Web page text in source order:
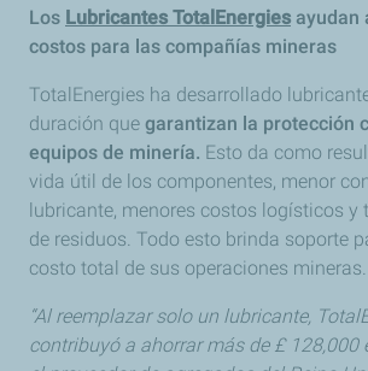
Los Lubricantes TotalEnergies ayudan
costos para las compañías mineras
TotalEnergies ha desarrollado
duración que garantizan la protección
equipos de minería. Esto da como
vida útil de los componentes, menor
lubricante, menores costos logísticos y
de residuos. Todo esto brinda soporte
costo total de sus operaciones mineras.
“Al reemplazar solo un lubricante,
contribuyó a ahorrar más de £ 128,000